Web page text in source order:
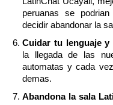
peruanas se
decidir abandonar la
Cuidar tu lenguaje y
la llegada de las
automatas y cada
demas.
Abandona la sala